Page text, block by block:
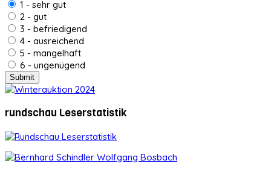
1 - sehr gut
2 - gut
3 - befriedigend
4 - ausreichend
5 - mangelhaft
6 - ungenügend
rundschau Leserstatistik